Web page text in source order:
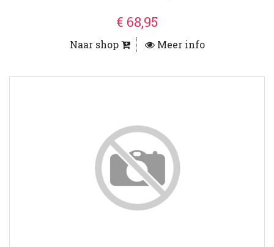
€ 68,95
Naar shop Meer info